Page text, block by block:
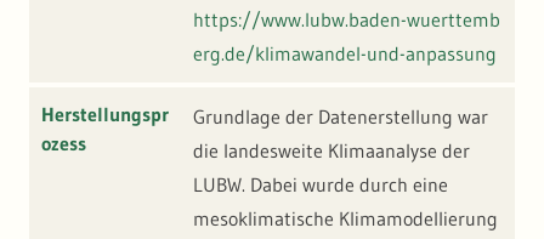
https://www.lubw.baden-wuerttemb
erg.de/klimawandel-und-anpassung
Herstellungspr
ozess
Grundlage der Datenerstellung war
die landesweite Klimaanalyse der
LUBW. Dabei wurde durch eine
mesoklimatische Klimamodellierung